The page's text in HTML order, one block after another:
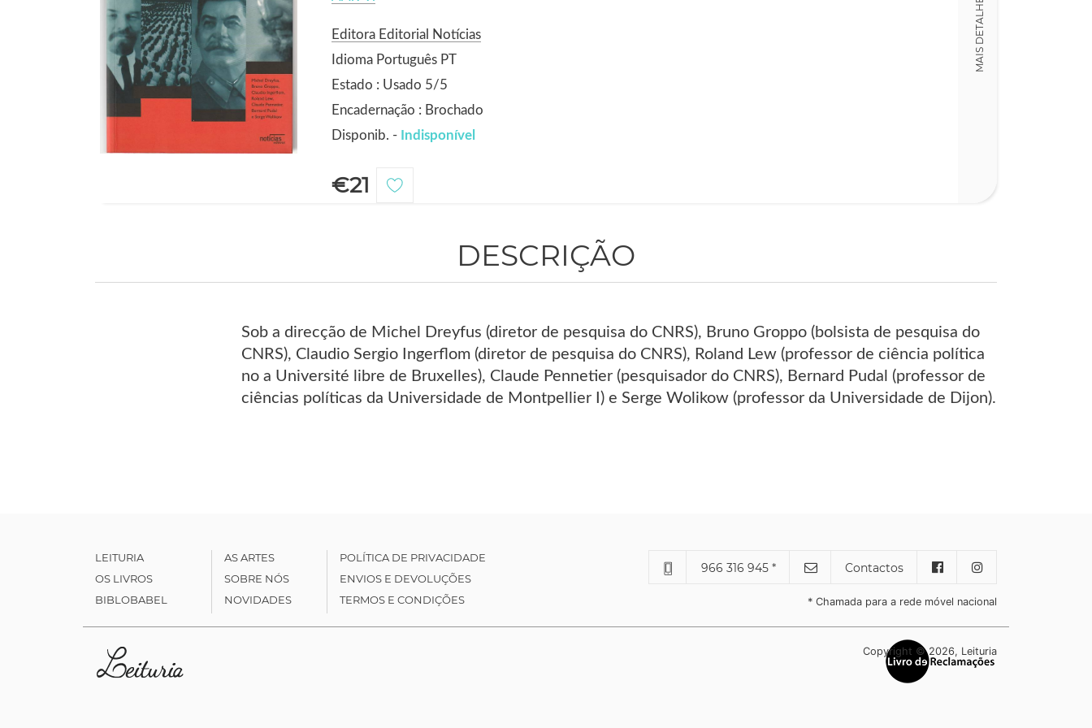
Editora Editorial Notícias
Idioma Português PT
Estado : Usado 5/5
Encadernação : Brochado
Disponib. - Indisponível
€21
MAIS DETALHES
DESCRIÇÃO
Sob a direcção de Michel Dreyfus (diretor de pesquisa do CNRS), Bruno Groppo (bolsista de pesquisa do
CNRS), Claudio Sergio Ingerflom (diretor de pesquisa do CNRS), Roland Lew (professor de ciência política
no a Université libre de Bruxelles), Claude Pennetier (pesquisador do CNRS), Bernard Pudal (professor de
ciências políticas da Universidade de Montpellier I) e Serge Wolikow (professor da Universidade de Dijon).
LEITURIA
OS LIVROS
BIBLOBABEL
AS ARTES
SOBRE NÓS
NOVIDADES
POLÍTICA DE PRIVACIDADE
ENVIOS E DEVOLUÇÕES
TERMOS E CONDIÇÕES
966 316 945 * Contactos
* Chamada para a rede móvel nacional
Copyright © 2026, Leituria